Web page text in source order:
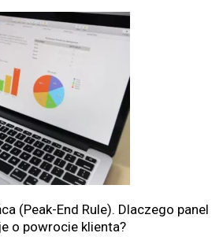
(Peak-End Rule). Dlaczego panel
o powrocie klienta?